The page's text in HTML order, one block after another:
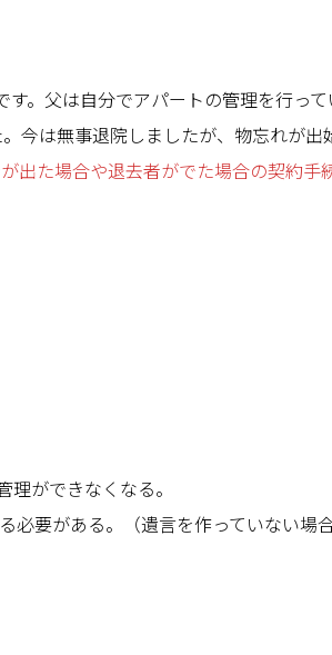
。父は自分でアパートの管理を行っ
今は無事退院しましたが、物忘れが出
出た場合や退去者がでた場合の契約手
ができなくなる。
要がある。（遺言を作っていない場合